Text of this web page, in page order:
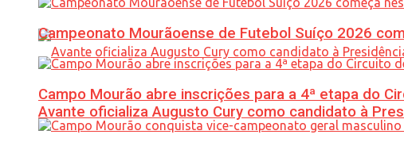
Avante oficializa Augusto Cury como candidato à
Campeonato Mourãoense de Futebol Suíço 2026
Campo Mourão abre inscrições para a 4ª etapa do